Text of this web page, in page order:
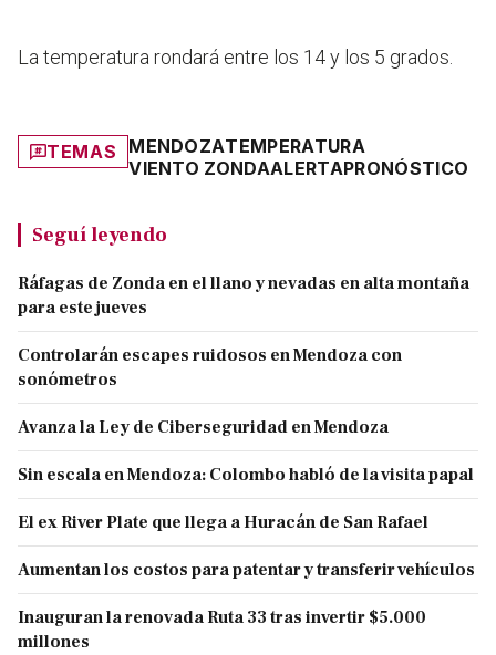
La temperatura rondará entre los 14 y los 5 grados.
TEMAS MENDOZATEMPERATURA
VIENTO ZONDAALERTAPRONÓSTICO
Seguí leyendo
Ráfagas de Zonda en el llano y nevadas en alta montaña
para este jueves
Controlarán escapes ruidosos en Mendoza con
sonómetros
Avanza la Ley de Ciberseguridad en Mendoza
Sin escala en Mendoza: Colombo habló de la visita papal
El ex River Plate que llega a Huracán de San Rafael
Aumentan los costos para patentar y transferir vehículos
Inauguran la renovada Ruta 33 tras invertir $5.000
millones